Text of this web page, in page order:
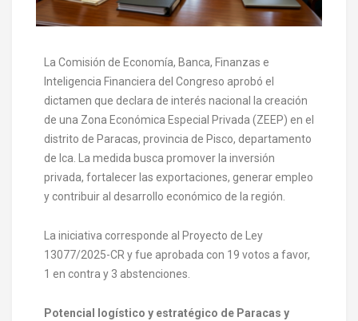
La Comisión de Economía, Banca, Finanzas e
Inteligencia Financiera del Congreso aprobó el
dictamen que declara de interés nacional la creación
de una Zona Económica Especial Privada (ZEEP) en el
distrito de Paracas, provincia de Pisco, departamento
de Ica. La medida busca promover la inversión
privada, fortalecer las exportaciones, generar empleo
y contribuir al desarrollo económico de la región.
La iniciativa corresponde al Proyecto de Ley
13077/2025-CR y fue aprobada con 19 votos a favor,
1 en contra y 3 abstenciones.
Potencial logístico y estratégico de Paracas y